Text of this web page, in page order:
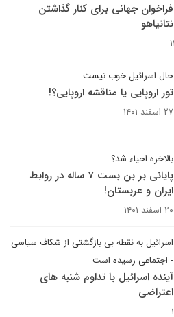
فراخوان جهانی برای کنار گذاشتن
نتانیاهو
حال اسرائیل خوب نیست
تور اروپایی یا مناقشه اروپایی؟!
۲۷ اسفند ۱۴۰۱
بالاخره احیاء شد؟
پایانی بر بن بست ۷ ساله در روابط
ایران و عربستان!
۲۰ اسفند ۱۴۰۱
اسرائیل به نقطه بی بازگشتی از شکاف سیاسی
- اجتماعی رسیده است
آینده اسرائیل با تداوم شنبه های
اعتراضی